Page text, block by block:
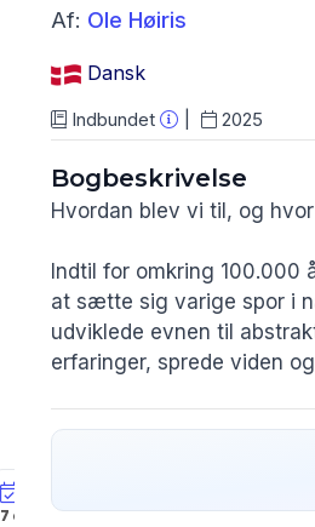
7 okt 2025
1327g
Af: Ole Høiris
Dansk
Indbundet 2025
Bogbeskrivelse
Hvordan blev vi til, og
Indtil for omkring 100.000
at sætte sig varige spor i
udviklede evnen til
erfaringer, sprede viden
Fra aber til mennesker
forudsætninger på jorden.
linje fra abe til menneske
kulturel udveksling, hvor